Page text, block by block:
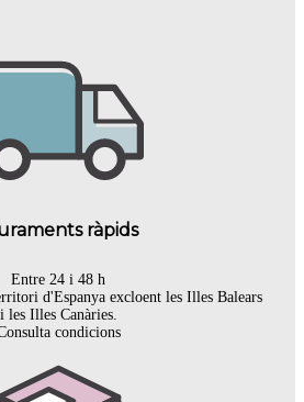
ràpids
Entre 24 i 48 h
d'Espanya excloent les Illes Balears
i les Illes Canàries.
condicions